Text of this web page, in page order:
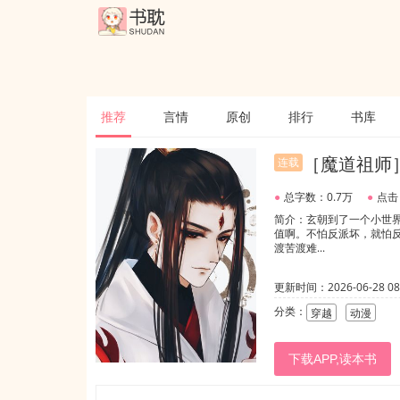
推荐 言情 原创 排行 书库
连载 ［魔道祖
● 总字数：0.7万 ● 点
简介：玄朝到了一个小世
值啊。不怕反派坏，就怕
渡苦渡难...
更新时间：2026-06-28
分类：
穿越 动漫
下载APP,读本书